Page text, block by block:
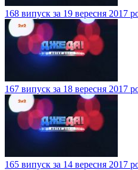
168 випуск за 19 вересня 2017
167 випуск за 18 вересня 2017
165 випуск за 14 вересня 2017